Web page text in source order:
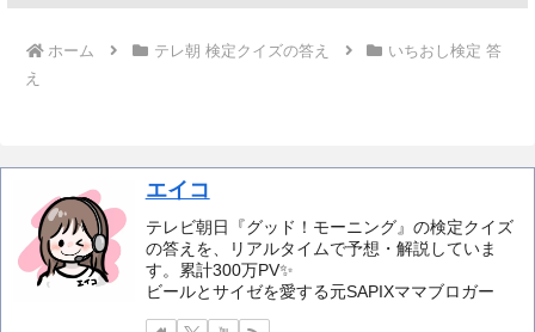
ホーム テレ朝 検定クイズの答え
いちおし検定 答
え
エイコ
テレビ朝日『グッド！モーニング』の検定クイズ
の答えを、リアルタイムで予想・解説していま
す。累計300万PV✨️
ビールとサイゼを愛する元SAPIXママブロガー